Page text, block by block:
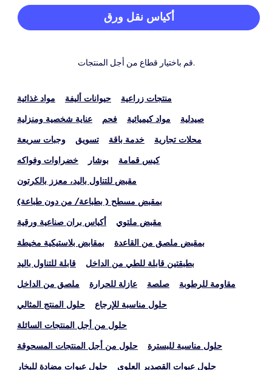
أكياس نقل ورق
قم باختيار قطاع من أجل المنتجات.
مواد غذائية حيوانات أليفة منتجات زراعية
عناية شخصية ومنزلية فحم مواد كيميائية صيدلية
وجبات سريعة تسويق خدمة باقة محلات تجارية
خضراوات وفواكه بوشار كيس قمامة
مقبض للتناول باليد، معزز بالكرتون
بمقبض مسطح ( بطباعة/ من دون طباعة)
أكياس بران صناعية ورقية مقبض ملتوي
بمقابض بلاستيكية مخيطة بمقبض ملصق من القاعدة
قابلة للتناول باليد بطبقتين قابلة للطي من الداخل
ملصق من الداخل عازلة للحرارة صلصة مقاومة للرطوبة
حلول المنتج المثالي حلول مناسبة للإرجاع
حلول من أجل المنتجات السائلة
حلول من أجل المنتجات المسحوقة حلول مناسبة للبسترة
حلول عبوات مضادة للبخار حلول عبوات القصدير العلوي